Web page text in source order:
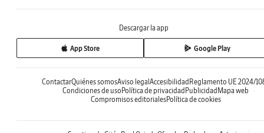
Descargar la app
App Store Google Play
ContactarQuiénes somosAviso legal Accesibilidad Reglamento UE 2024/
Condiciones de uso Política de privacidad Publicidad Mapa web
Compromisos editorialesPolítica de cookies